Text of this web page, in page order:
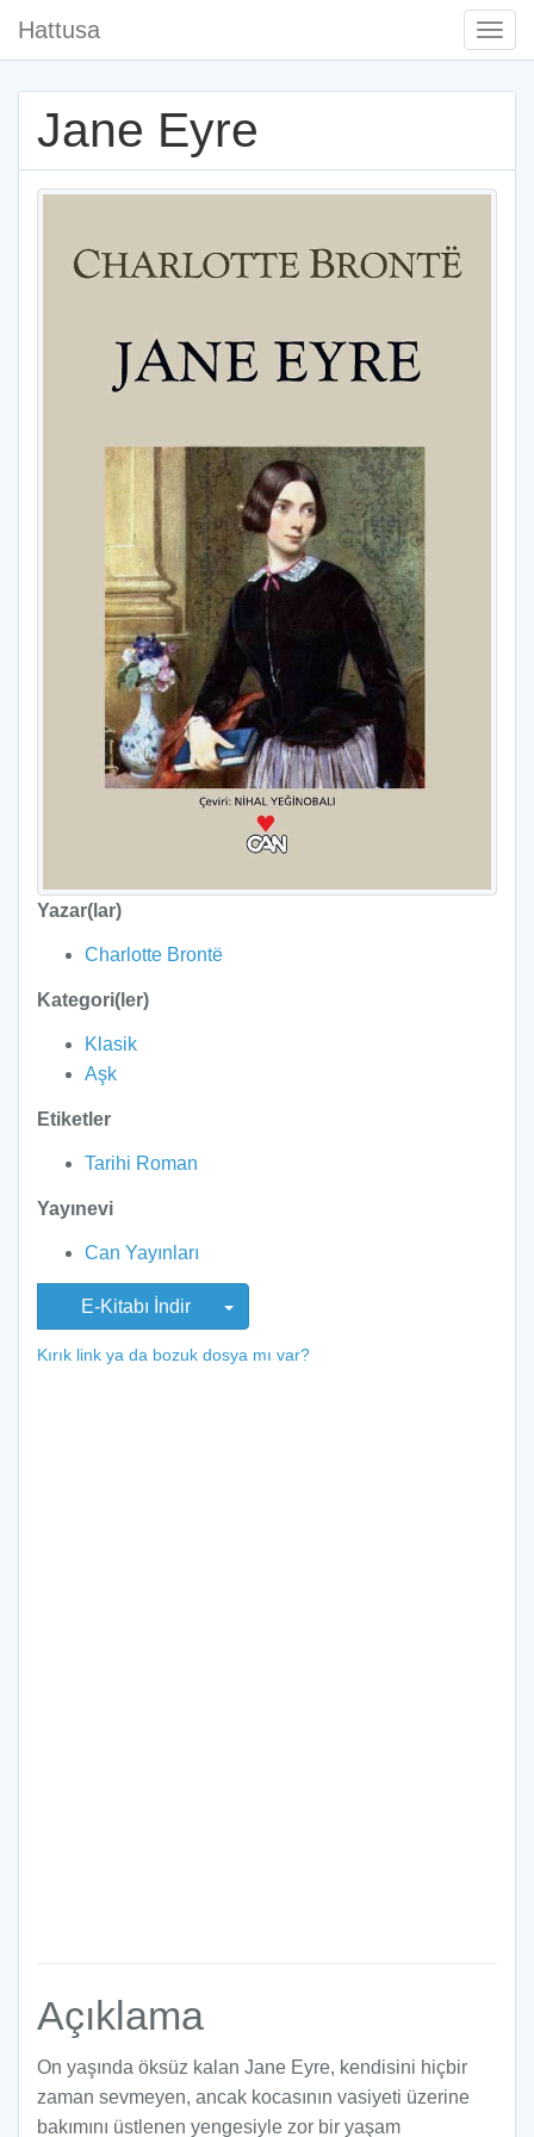
Hattusa
Jane Eyre
Yazar(lar)
Charlotte Brontë
Kategori(ler)
Klasik
Aşk
Etiketler
Tarihi Roman
Yayınevi
Can Yayınları
E-Kitabı İndir
Kırık link ya da bozuk dosya mı var?
Açıklama
On yaşında öksüz kalan Jane Eyre, kendisini hiçbir
zaman sevmeyen, ancak kocasının vasiyeti üzerine
bakımını üstlenen yengesiyle zor bir yaşam